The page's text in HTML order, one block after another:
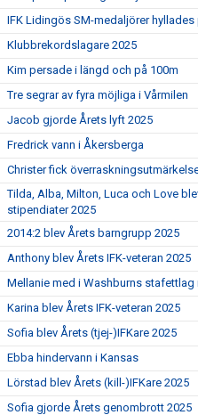
IFK Lidingös SM-medaljörer hyllades
Klubbrekordslagare 2025
Kim persade i längd och på 100m
Tre segrar av fyra möjliga i Vårmilen
Jacob gjorde Årets lyft 2025
Fredrick vann i Åkersberga
Christer fick
Tilda, Alba, Milton, Luca och Love
stipendiater 2025
2014:2 blev Årets barngrupp 2025
Anthony blev Årets IFK-veteran 2025
Mellanie med i Washburns stafettlag
Karina blev Årets IFK-veteran 2025
Sofia blev Årets (tjej-)IFKare 2025
Ebba hindervann i Kansas
Lörstad blev Årets (kill-)IFKare 2025
Sofia gjorde Årets genombrott 2025